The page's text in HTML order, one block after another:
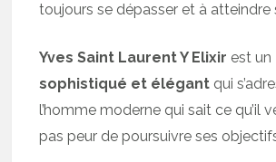
toujours se dépasser et à atteindre
Yves Saint Laurent Y Elixir est un
sophistiqué et élégant qui
l’homme moderne qui sait ce qu’il
pas peur de poursuivre ses